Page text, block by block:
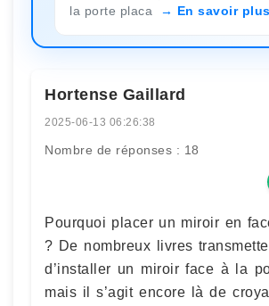
la porte placa
En savoir plus
Hortense Gaillard
2025-06-13 06:26:38
Nombre de réponses : 18
Pourquoi placer un miroir en
? De nombreux livres
d’installer un miroir face à la
mais il s’agit encore là de